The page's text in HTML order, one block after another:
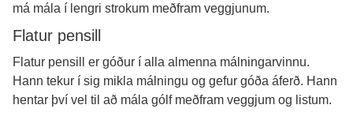
má mála í lengri strokum meðfram veggjunum.
Flatur pensill
Flatur pensill er góður í alla almenna málningarvinnu.
Hann tekur í sig mikla málningu og gefur góða áferð. Hann
hentar því vel til að mála gólf meðfram veggjum og listum.